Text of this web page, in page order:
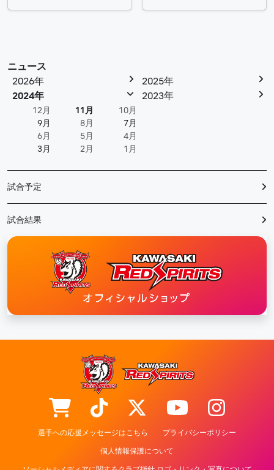
ニュース
2026年
2025年
2024年
12月 11月
10月
9月
8月
7月
6月
5月
4月
3月
2月 1月
2023年
試合予定
試合結果
選手への応援メッセージはこちら プライバシーポリシー
個人情報保護について